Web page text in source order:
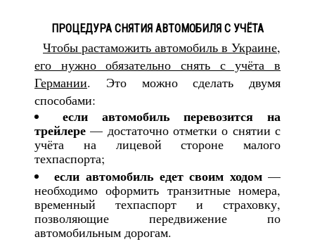
ПРОЦЕДУРА СНЯТИЯ АВТОМОБИЛЯ С УЧЁТА
Чтобы растаможить автомобиль в Украине,
его нужно обязательно снять с учёта в
Германии. Это можно сделать двумя
способами:
если автомобиль перевозится на
трейлере — достаточно отметки о снятии с
учёта на лицевой стороне малого
техпаспорта;
если автомобиль едет своим ходом—
необходимо оформить транзитные номера,
временный техпаспорт и страховку,
позволяющие передвижение по
автомобильным дорогам.